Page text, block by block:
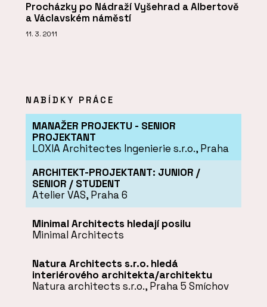
Procházky po Nádraží Vyšehrad a Albertově
a Václavském náměstí
11. 3. 2011
NABÍDKY PRÁCE
MANAŽER PROJEKTU - SENIOR
PROJEKTANT
LOXIA Architectes Ingenierie s.r.o., Praha
ARCHITEKT-PROJEKTANT: JUNIOR /
SENIOR / STUDENT
Atelier VAS, Praha 6
Minimal Architects hledají posilu
Minimal Architects
Natura Architects s.r.o. hledá
interiérového architekta/architektu
Natura architects s.r.o., Praha 5 Smíchov